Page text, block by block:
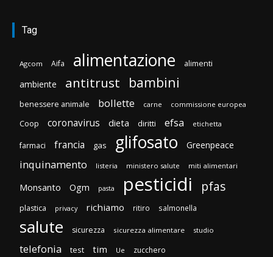
Tag
Agcom Aifa alimentazione alimenti
ambiente antitrust bambini
benessere animale bollette carne commissione europea
Coop coronavirus dieta diritti efsa etichetta
farmaci francia gas glifosato Greenpeace
inquinamento listeria ministero salute miti alimentari
Monsanto Ogm pasta pesticidi pfas
plastica privacy richiamo ritiro salmonella
salute sicurezza sicurezza alimentare studio
telefonia test tim Ue zucchero